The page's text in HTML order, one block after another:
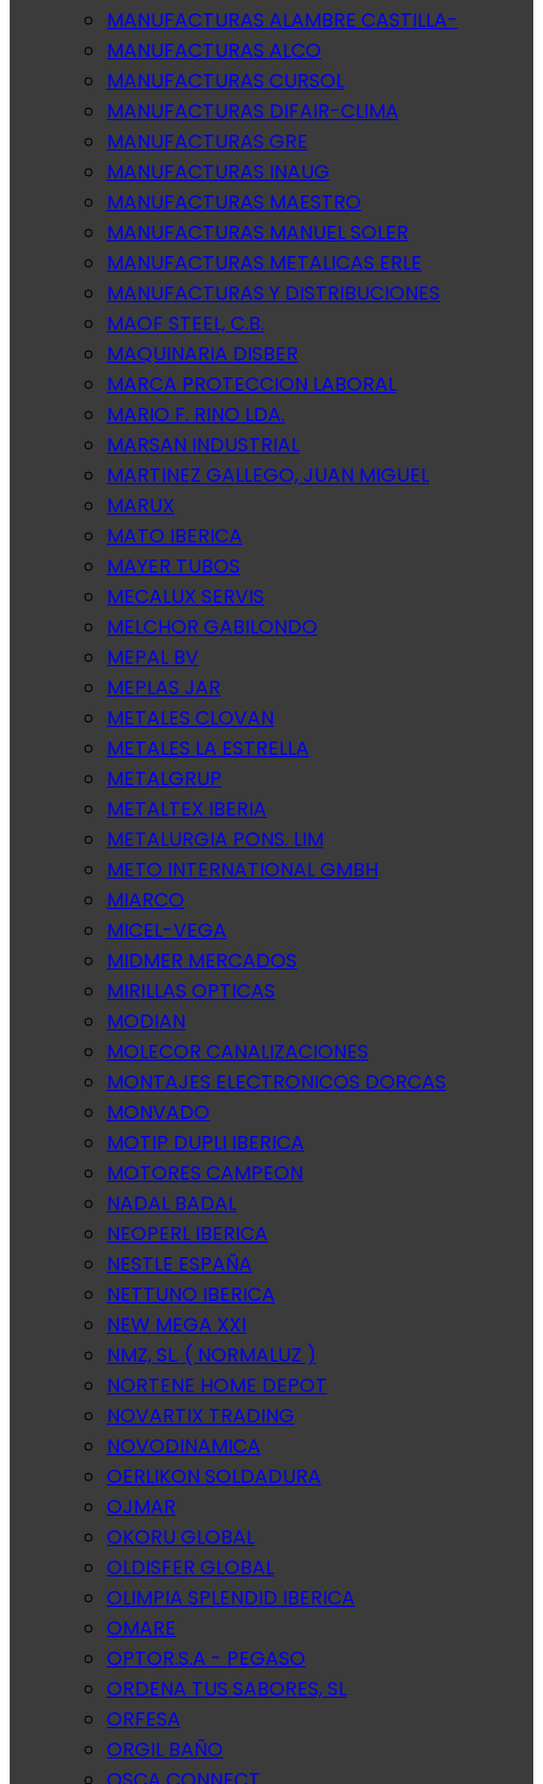
MANUFACTURAS ALAMBRE CASTILLA-
MANUFACTURAS ALCO
MANUFACTURAS CURSOL
MANUFACTURAS DIFAIR-CLIMA
MANUFACTURAS GRE
MANUFACTURAS INAUG
MANUFACTURAS MAESTRO
MANUFACTURAS MANUEL SOLER
MANUFACTURAS METALICAS ERLE
MANUFACTURAS Y DISTRIBUCIONES
MAOF STEEL, C.B.
MAQUINARIA DISBER
MARCA PROTECCION LABORAL
MARIO F. RINO LDA.
MARSAN INDUSTRIAL
MARTINEZ GALLEGO, JUAN MIGUEL
MARUX
MATO IBERICA
MAYER TUBOS
MECALUX SERVIS
MELCHOR GABILONDO
MEPAL BV
MEPLAS JAR
METALES CLOVAN
METALES LA ESTRELLA
METALGRUP
METALTEX IBERIA
METALURGIA PONS. LIM
METO INTERNATIONAL GMBH
MIARCO
MICEL-VEGA
MIDMER MERCADOS
MIRILLAS OPTICAS
MODIAN
MOLECOR CANALIZACIONES
MONTAJES ELECTRONICOS DORCAS
MONVADO
MOTIP DUPLI IBERICA
MOTORES CAMPEON
NADAL BADAL
NEOPERL IBERICA
NESTLE ESPAÑA
NETTUNO IBERICA
NEW MEGA XXI
NMZ, SL. ( NORMALUZ )
NORTENE HOME DEPOT
NOVARTIX TRADING
NOVODINAMICA
OERLIKON SOLDADURA
OJMAR
OKORU GLOBAL
OLDISFER GLOBAL
OLIMPIA SPLENDID IBERICA
OMARE
OPTOR.S.A - PEGASO
ORDENA TUS SABORES, SL
ORFESA
ORGIL BAÑO